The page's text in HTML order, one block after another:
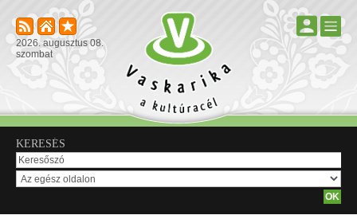
2026. augusztus 08.
szombat
KERESÉS